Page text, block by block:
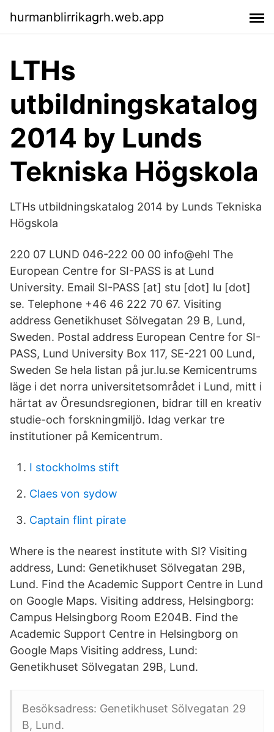
hurmanblirrikagrh.web.app
LTHs
utbildningskatalog
2014 by Lunds
Tekniska Högskola
LTHs utbildningskatalog 2014 by Lunds Tekniska
Högskola
220 07 LUND 046-222 00 00 info@ehl The
European Centre for SI-PASS is at Lund
University. Email SI-PASS [at] stu [dot] lu [dot]
se. Telephone +46 46 222 70 67. Visiting
address Genetikhuset Sölvegatan 29 B, Lund,
Sweden. Postal address European Centre for SI-
PASS, Lund University Box 117, SE-221 00 Lund,
Sweden Se hela listan på jur.lu.se Kemicentrums
läge i det norra universitetsområdet i Lund, mitt i
härtat av Öresundsregionen, bidrar till en kreativ
studie-och forskningmiljö. Idag verkar tre
institutioner på Kemicentrum.
I stockholms stift
Claes von sydow
Captain flint pirate
Where is the nearest institute with SI? Visiting
address, Lund: Genetikhuset Sölvegatan 29B,
Lund. Find the Academic Support Centre in Lund
on Google Maps. Visiting address, Helsingborg:
Campus Helsingborg Room E204B. Find the
Academic Support Centre in Helsingborg on
Google Maps Visiting address, Lund:
Genetikhuset Sölvegatan 29B, Lund.
Besöksadress: Genetikhuset Sölvegatan 29
B, Lund.